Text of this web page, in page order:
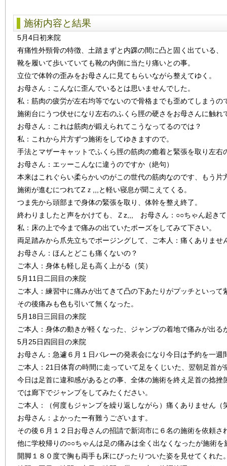
施術内容と結果
5月4日初来院
有痛性外頸骨の特徴、土踏まずと内踝の間に凸と固く出ている、
靴を履いて歩いていても靴の内側に当たり痛いとの事。
立位で体幹の歪みをお母さんに見てもらいながら整えてゆく。
お母さん：こんなに歪んでいるとは思いませんでした。
私：筋肉の疲労が左右均等でないので骨格までも歪めてしまうの
施術台にうつ伏せになり左右のふくら脛の硬さをお母さんに触れ
お母さん：これは筋肉が鍛えられてこうなってるのでは？
私：これから片方ずつ施術をしてゆきますので。
手法とマザーキャットでふくら脛の筋肉の癒着と緊張を取り左右
お母さん：エッーこんなに違うのですか（絶句）
本来はこれぐらい柔らかいのがこの世代の筋肉なのです、もう片
施術が進むにつれてZｚ,,,と軽い寝息が聞こえてくる。
つま先から頭部まで身体の緊張を取り、体幹を整え終了。
終わりましたと声をかけても、Ｚz,,, お母さん：○○ちゃん起き
私：床の上で今まで痛みの出ていたポーズをしてみて下さい。
両足踏みから爪先立ちでポージングして、ご本人：痛くありませ
お母さん：ほんとどこも痛くないの？
ご本人：身体も軽し足も高く上がる（笑）
5月11日二回目の来院
ご本人：練習中に痛みが出てきて凸の下あたりがプッチといって
その後痛みも色も引いて無くなった。
5月18日三回目の来院
ご本人：身体の動きが軽くなった、ジャンプの着地で痛みが出る
5月25日四回目の来院
お母さん：急遽６月１日バレーの発表会になり今日は予約を一週
ご本人：21日体育の時間に走っていて足をくじいた、翌朝足首が
今日は足首に違和感があるとの事、全体の施術を終え足首の捻挫
では廊下でジャンプをしてみたください。
ご本人：（何度もジャンプを繰り返しながら）痛くありません（
お母さん：よかったー有難うございます。
その後６月１２日お母さんの招請で新潟市に６名の施術を依頼さ
他に学校帰りの○○ちゃんは足の痛みは全く出なくなったが施術を
開脚１８０度で胸も両手も床にぴったりついた姿を見せてくれた